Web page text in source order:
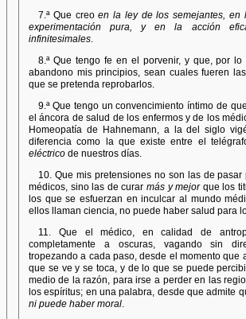
7.ª Que creoen la ley de los semejantes, en
experimentación pura, y en la acción
infinitesimales.
8.ª Que tengo fe en el porvenir, y que, por
abandono mis principios, sean cuales fueren
que se pretenda reprobarlos.
9.ª Que tengo un convencimiento íntimo de
el áncora de salud de los enfermos y de los
Homeopatía de Hahnemann, a la del siglo
diferencia como la que existe entre el
eléctricode nuestros días.
10. Que mis pretensiones no son las de
médicos, sino las de curar más y mejorque los
los que se esfuerzan en inculcar al mundo
ellos llaman ciencia, no puede haber salud para
11. Que el médico, en calidad de
completamente a oscuras, vagando sin
tropezando a cada paso, desde el momento que
que se ve y se toca, y de lo que se puede
medio de la razón, para irse a perder en las
los espíritus; en una palabra, desde que admite
ni puede haber moral.